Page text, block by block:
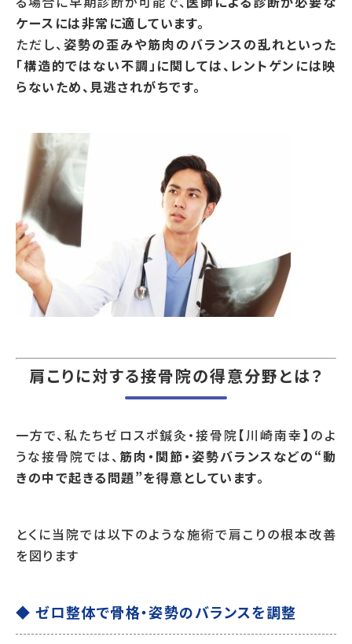
ケースには非常に適しています。
ただし、 姿勢の歪みや筋肉のバランスの乱れといった
「構造的ではない不調」に関しては、レントゲンには映
らないため、見逃されがちです。
肩こりに対する接骨院の得意分野とは？
一方で、私たちゼロスポ鍼灸・接骨院【川崎南幸】のよ
うな接骨院では、筋肉・関節・姿勢バランスなどの“動
きの中で起きる問題”を得意としています。
とくに当院では以下のような施術で肩こりの根本改善
を図ります
◆ ゼロ整体で骨格・姿勢のバランスを調整